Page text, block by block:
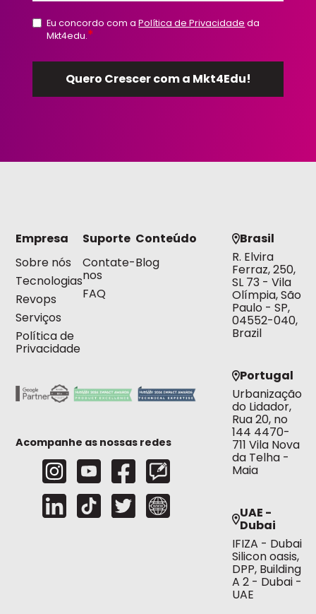
Eu concordo com aPolítica de Privacidade da
Mkt4edu.*
Empresa
Sobre nós
Tecnologias
Revops
Serviços
Política de
Privacidade
Suporte
Contate-
nos
FAQ
Conteúdo
Blog
Acompanhe as nossas redes
Brasil
R. Elvira
Ferraz, 250,
SL 73 - Vila
Olímpia, São
Paulo - SP,
04552-040,
Brazil
Portugal
Urbanização
do Lidador,
Rua 20, no
144 4470-
711 Vila Nova
da Telha -
Maia
UAE -
Dubai
IFIZA - Dubai
Silicon oasis,
DPP, Building
A 2 - Dubai -
UAE